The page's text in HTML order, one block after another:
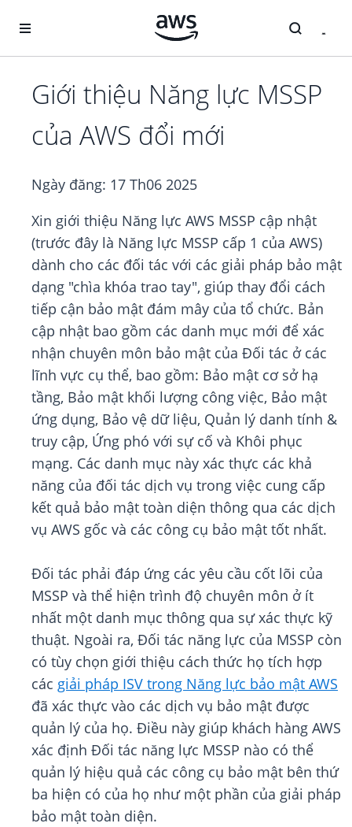
Giới thiệu Năng lực MSSP
của AWS đổi mới
Ngày đăng: 17 Th06 2025
Xin giới thiệu Năng lực AWS MSSP cập nhật
(trước đây là Năng lực MSSP cấp 1 của AWS)
dành cho các đối tác với các giải pháp bảo mật
dạng "chìa khóa trao tay", giúp thay đổi cách
tiếp cận bảo mật đám mây của tổ chức. Bản
cập nhật bao gồm các danh mục mới để xác
nhận chuyên môn bảo mật của Đối tác ở các
lĩnh vực cụ thể, bao gồm: Bảo mật cơ sở hạ
tầng, Bảo mật khối lượng công việc, Bảo mật
ứng dụng, Bảo vệ dữ liệu, Quản lý danh tính &
truy cập, Ứng phó với sự cố và Khôi phục
mạng. Các danh mục này xác thực các khả
năng của đối tác dịch vụ trong việc cung cấp
kết quả bảo mật toàn diện thông qua các dịch
vụ AWS gốc và các công cụ bảo mật tốt nhất.
Đối tác phải đáp ứng các yêu cầu cốt lõi của
MSSP và thể hiện trình độ chuyên môn ở ít
nhất một danh mục thông qua sự xác thực kỹ
thuật. Ngoài ra, Đối tác năng lực của MSSP còn
có tùy chọn giới thiệu cách thức họ tích hợp
các giải pháp ISV trong Năng lực bảo mật AWS
đã xác thực vào các dịch vụ bảo mật được
quản lý của họ. Điều này giúp khách hàng AWS
xác định Đối tác năng lực MSSP nào có thể
quản lý hiệu quả các công cụ bảo mật bên thứ
ba hiện có của họ như một phần của giải pháp
bảo mật toàn diện.